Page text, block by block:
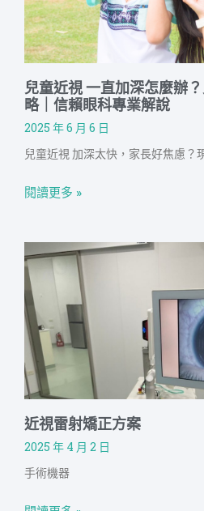
兒童近視 一直加深怎麼辦
略｜信賴眼科專業解說
2025 年 6 月 6 日
閱讀更多 »
近視雷射矯正方案
2025 年 4 月 2 日
手術機器